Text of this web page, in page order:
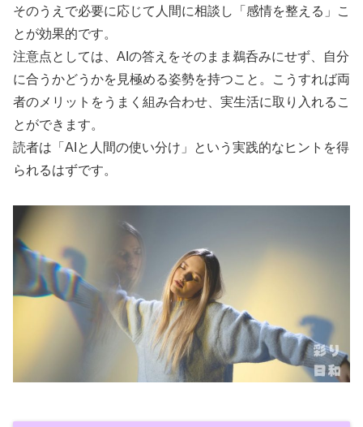
そのうえで必要に応じて人間に相談し「感情を整える」こ
とが効果的です。
注意点としては、AIの答えをそのまま鵜呑みにせず、自分
に合うかどうかを見極める姿勢を持つこと。こうすれば両
者のメリットをうまく組み合わせ、実生活に取り入れるこ
とができます。
読者は「AIと人間の使い分け」という実践的なヒントを得
られるはずです。